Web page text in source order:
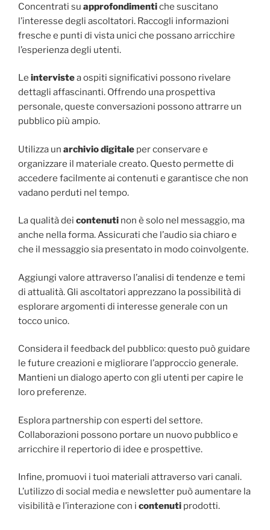
Concentrati su approfondimentiche suscitano
l’interesse degli ascoltatori. Raccogli informazioni
fresche e punti di vista unici che possano arricchire
l’esperienza degli utenti.
Le intervistea ospiti significativi possono rivelare
dettagli affascinanti. Offrendo una prospettiva
personale, queste conversazioni possono attrarre un
pubblico più ampio.
Utilizza un archivio digitale per conservare e
organizzare il materiale creato. Questo permette di
accedere facilmente ai contenuti e garantisce che non
vadano perduti nel tempo.
La qualità dei contenuti non è solo nel messaggio, ma
anche nella forma. Assicurati che l’audio sia chiaro e
che il messaggio sia presentato in modo coinvolgente.
Aggiungi valore attraverso l’analisi di tendenze e temi
di attualità. Gli ascoltatori apprezzano la possibilità di
esplorare argomenti di interesse generale con un
tocco unico.
Considera il feedback del pubblico: questo può guidare
le future creazioni e migliorare l’approccio generale.
Mantieni un dialogo aperto con gli utenti per capire le
loro preferenze.
Esplora partnership con esperti del settore.
Collaborazioni possono portare un nuovo pubblico e
arricchire il repertorio di idee e prospettive.
Infine, promuovi i tuoi materiali attraverso vari canali.
L’utilizzo di social media e newsletter può aumentare la
visibilità e l’interazione con i contenuti prodotti.